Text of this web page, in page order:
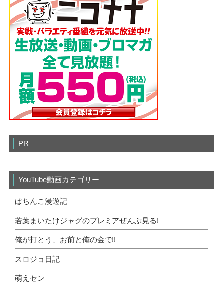
PR
YouTube動画カテゴリー
ぱちんこ漫遊記
若葉まいたけジャグのプレミアぜんぶ見る!
俺が打とう、お前と俺の金で!!
スロジョ日記
萌えセン